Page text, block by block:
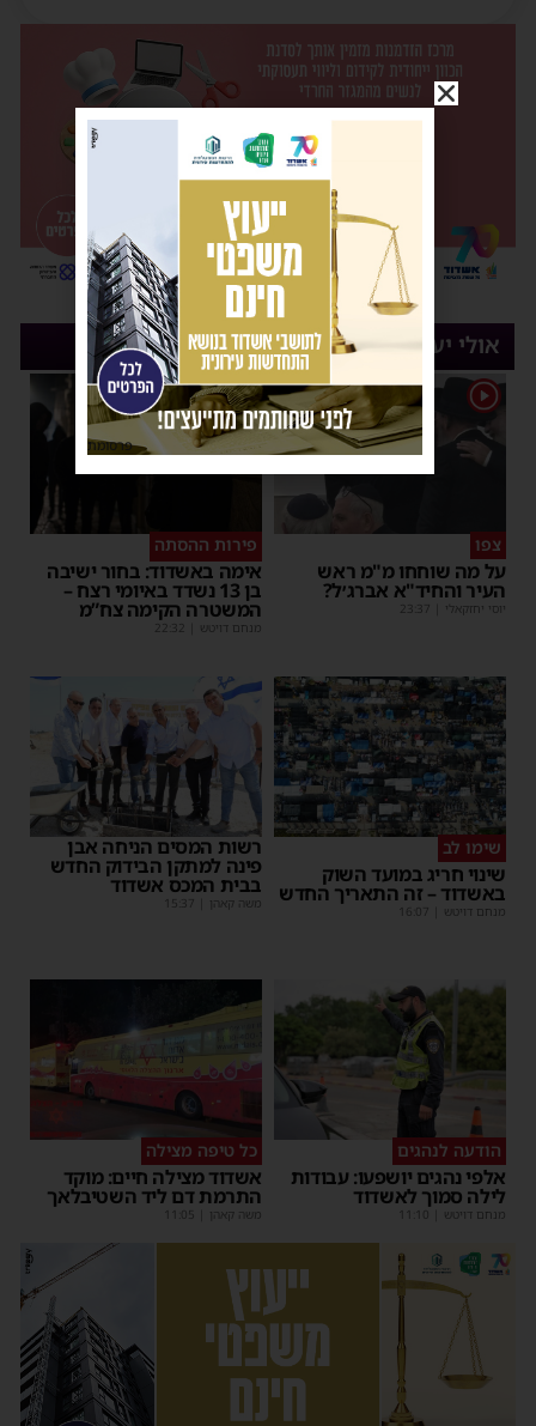
אולי יעניין אותך
על מה שוחחו מ"מ ראש
העיר והחיד"א אברג׳ל?
יוסי יחזקאלי |
23:37
פירות ההסתה
אימה באשדוד: בחור ישיבה
בן 13 נשדד באיומי רצח –
המשטרה הקימה צח”מ
מנחם דויטש |
22:32
שימו לב
שינוי חריג במועד השוק
באשדוד – זה התאריך החדש
מנחם דויטש |
16:07
רשות המסים הניחה אבן
פינה למתקן הבידוק החדש
בבית המכס אשדוד
משה קאהן |
15:37
הודעה לנהגים
אלפי נהגים יושפעו: עבודות
לילה סמוך לאשדוד
מנחם דויטש |
11:10
כל טיפה מצילה
אשדוד מצילה חיים: מוקד
התרמת דם ליד השטיבלאך
משה קאהן |
11:05
פרסומת